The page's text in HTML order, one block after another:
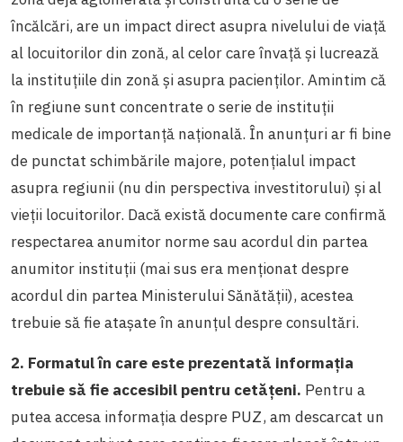
încălcări, are un impact direct asupra nivelului de viață
al locuitorilor din zonă, al celor care învață și lucrează
la instituțiile din zonă și asupra pacienților. Amintim că
în regiune sunt concentrate o serie de instituții
medicale de importanță națională. În anunțuri ar fi bine
de punctat schimbările majore, potențialul impact
asupra regiunii (nu din perspectiva investitorului) și al
vieții locuitorilor. Dacă există documente care confirmă
respectarea anumitor norme sau acordul din partea
anumitor instituții (mai sus era menționat despre
acordul din partea Ministerului Sănătății), acestea
trebuie să fie atașate în anunțul despre consultări.
2. Formatul în care este prezentată informația
trebuie să fie accesibil pentru cetățeni. Pentru a
putea accesa informația despre PUZ, am descarcat un